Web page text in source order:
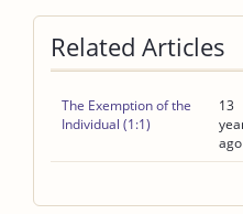
Related Articles
The Exemption of the
Individual (1:1)
13
ago